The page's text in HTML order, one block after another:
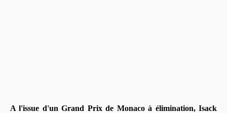
A l'issue d'un Grand Prix de Monaco à élimination, Isack